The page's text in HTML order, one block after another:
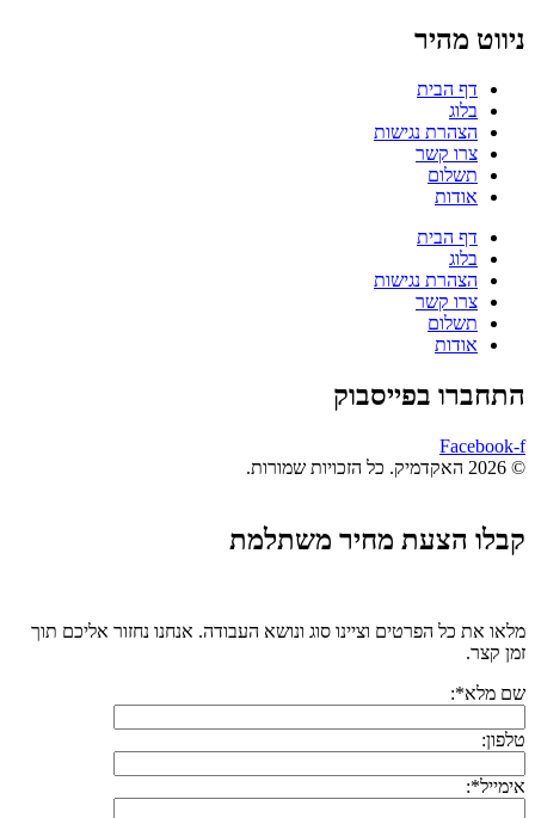
ניווט מהיר
דף הבית
בלוג
הצהרת נגישות
צרו קשר
תשלום
אודות
דף הבית
בלוג
הצהרת נגישות
צרו קשר
תשלום
אודות
התחברו בפייסבוק
Facebook-f
© 2026 האקדמיק. כל הזכויות שמורות.
קבלו הצעת מחיר משתלמת
מלאו את כל הפרטים וציינו סוג ונושא העבודה. אנחנו נחזור אליכם תוך
זמן קצר.
שם מלא*:
טלפון:
אימייל*: